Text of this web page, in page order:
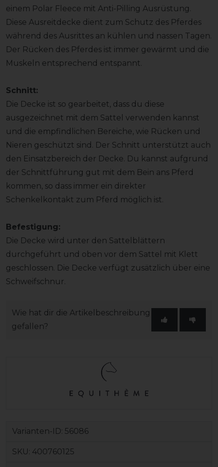
einem Polar Fleece mit Anti-Pilling Ausrüstung.
Diese Ausreitdecke dient zum Schutz des Pferdes
während des Ausrittes an kühlen und nassen Tagen.
Der Rücken des Pferdes ist immer gewärmt und die
Muskeln entsprechend entspannt.
Schnitt:
Die Decke ist so gearbeitet, dass du diese
ausgezeichnet mit dem Sattel verwenden kannst
und die empfindlichen Bereiche, wie Rücken und
Nieren geschützt sind. Der Schnitt unterstützt auch
den Einsatzbereich der Decke. Du kannst aufgrund
der Schnittführung gut mit dem Bein ans Pferd
kommen, so dass immer ein direkter
Schenkelkontakt zum Pferd möglich ist.
Befestigung:
Die Decke wird unter den Sattelblättern
durchgeführt und oben vor dem Sattel mit Klett
geschlossen. Die Decke verfügt zusätzlich über eine
Schweifschnur.
Wie hat dir die Artikelbeschreibung
gefallen?
Varianten-ID: 56086
SKU: 400760125